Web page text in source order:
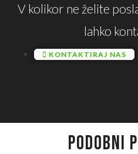
V kolikor ne želite
lahko
KONTAKTIRAJ NAS
PODOBNI